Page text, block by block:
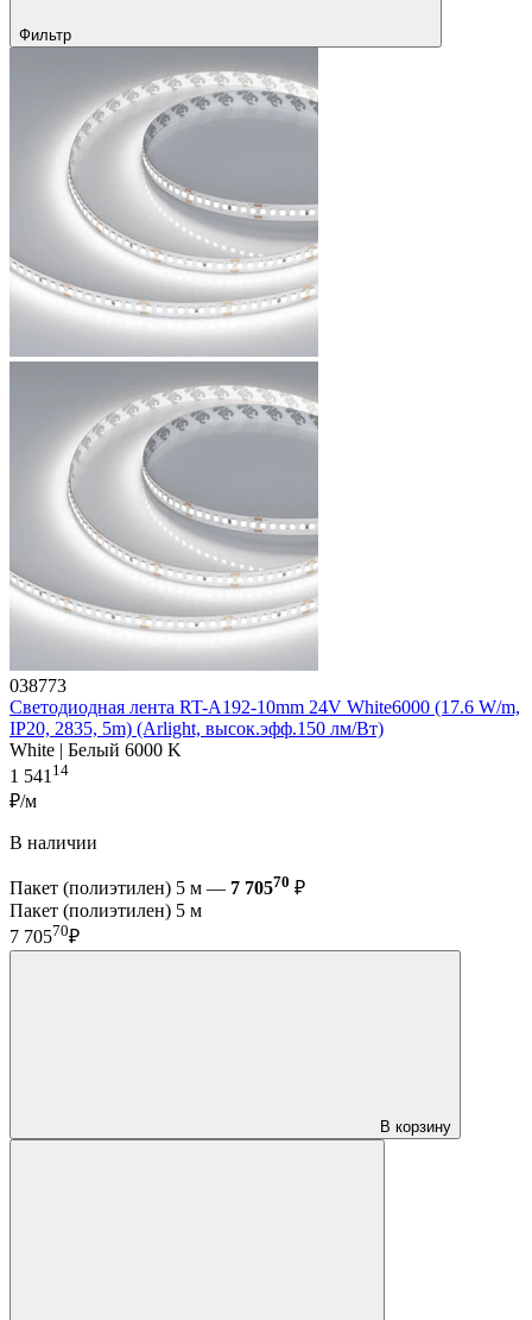
Фильтр
038773
Светодиодная лента RT-A192-10mm 24V White6000 (17.6 W/m,
IP20, 2835, 5m) (Arlight, высок.эфф.150 лм/Вт)
White | Белый 6000 K
1 541 14
₽/м
В наличии
Пакет (полиэтилен) 5 м — 7 70570 ₽
Пакет (полиэтилен) 5 м
7 70570₽
В корзину